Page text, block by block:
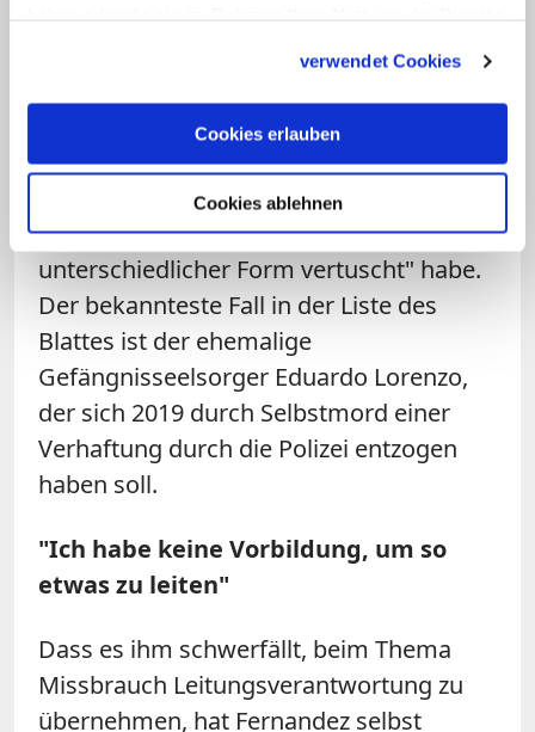
verwendet Cookies
Cookies erlauben
Cookies ablehnen
In Argentinien schrieb die linksradikale
Ernennung, es gebe in der Amtszeit von
Fernandez als Erzbischof von La Plata
mindestens elf Fälle von sexuellem
Missbrauchdurch Priester, die er "in
unterschiedlicher Form vertuscht" habe.
Der bekannteste Fall in der Liste des
Blattes ist der ehemalige
Gefängnisseelsorger Eduardo Lorenzo,
der sich 2019 durch Selbstmord einer
Verhaftung durch die Polizei entzogen
haben soll.
"Ich habe keine Vorbildung, um so
etwas zu leiten"
Dass es ihm schwerfällt, beim Thema
Missbrauch Leitungsverantwortung zu
übernehmen, hat Fernandez selbst